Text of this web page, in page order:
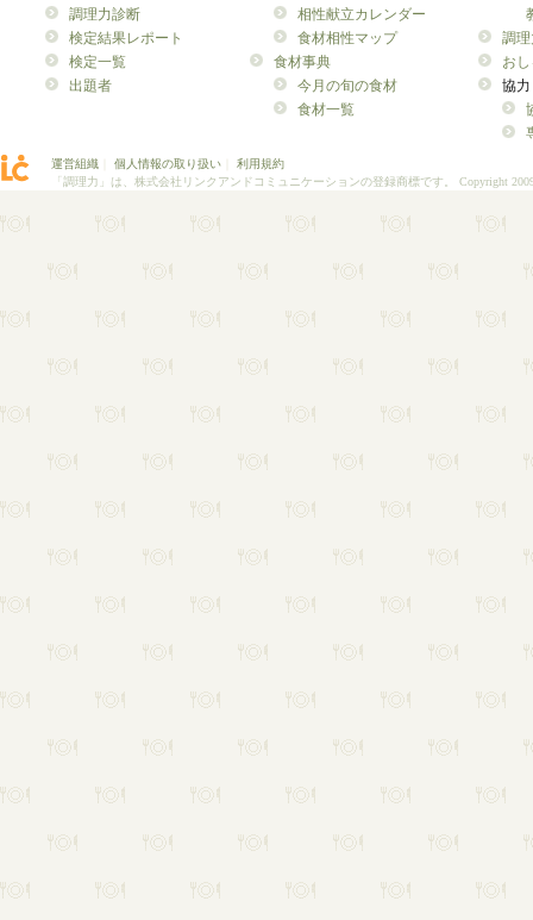
調理力診断
検定結果レポート
検定一覧
出題者
相性献立カレンダー
食材相性マップ
食材事典
今月の旬の食材
食材一覧
調
お
協力
運営組織 個人情報の取り扱い
利用規約
「調理力」は、株式会社リンクアンドコミュニケーションの登録商標です。 Copyright